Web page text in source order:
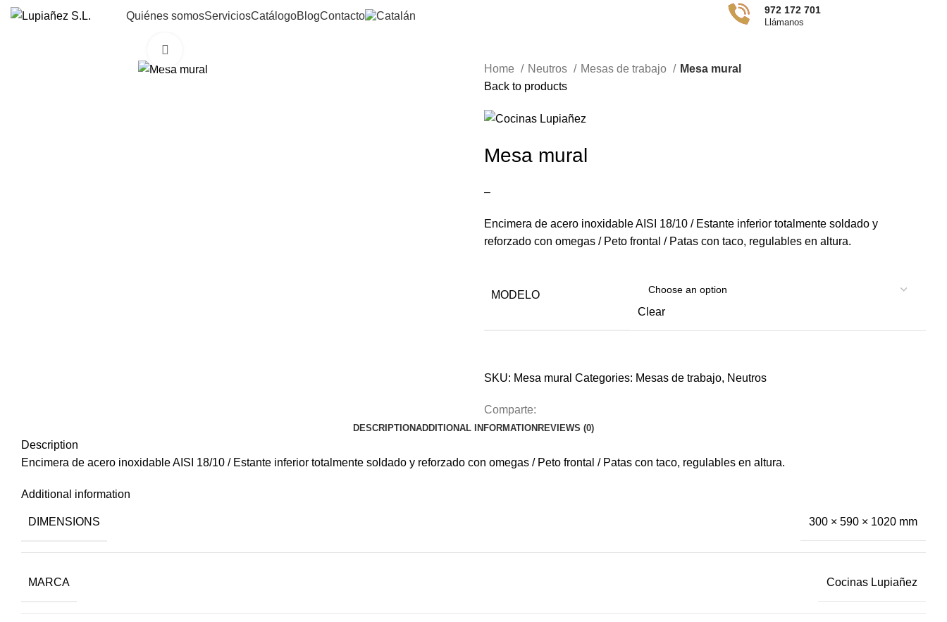
Quiénes somosServiciosCatálogoBlogContacto 972 172 701
Llámanos
Home Neutros Mesas de trabajo
Mesa mural
Back to products
Mesa mural
–
Encimera de acero inoxidable AISI 18/10 / Estante inferior totalmente soldado y
reforzado con omegas / Peto frontal / Patas con taco, regulables en altura.
MODELO
Clear
SKU: Mesa mural Categories: Mesas de trabajo, Neutros
Comparte:
DESCRIPTIONADDITIONAL INFORMATION REVIEWS (0)
Description
Encimera de acero inoxidable AISI 18/10 / Estante inferior totalmente soldado y reforzado con omegas / Peto frontal / Patas con taco, regulables en altura.
Additional information
DIMENSIONS 300 × 590 × 1020 mm
MARCA Cocinas Lupiañez